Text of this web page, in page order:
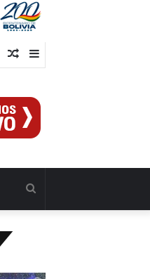
Barra
Publicación
azar